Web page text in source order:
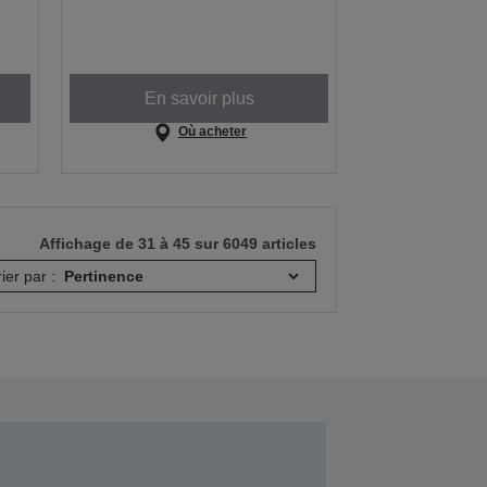
En savoir plus
Où acheter
Affichage de 31 à 45 sur 6049 articles
par :